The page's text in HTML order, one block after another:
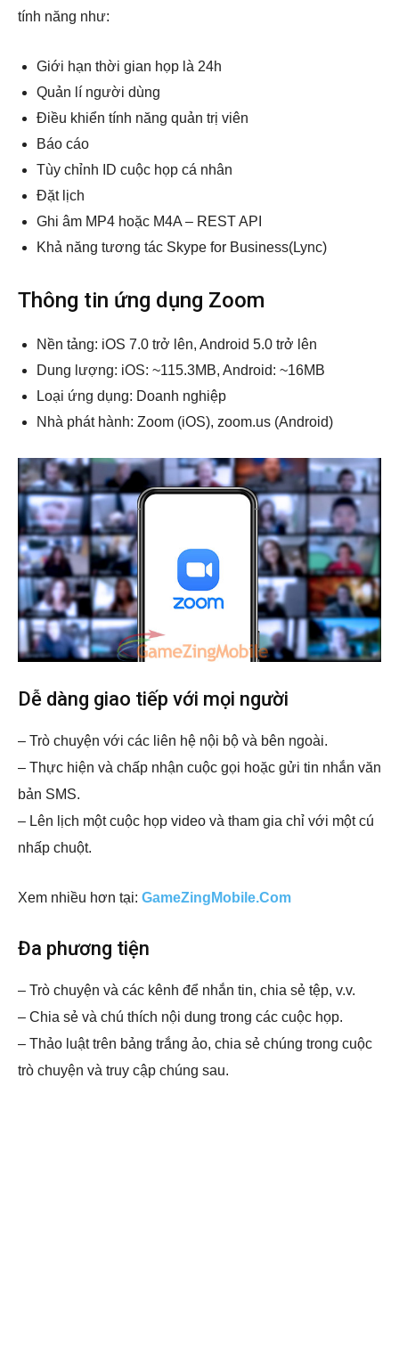
tính năng như:
Giới hạn thời gian họp là 24h
Quản lí người dùng
Điều khiển tính năng quản trị viên
Báo cáo
Tùy chỉnh ID cuộc họp cá nhân
Đặt lịch
Ghi âm MP4 hoặc M4A – REST API
Khả năng tương tác Skype for Business(Lync)
Thông tin ứng dụng Zoom
Nền tảng: iOS 7.0 trở lên, Android 5.0 trở lên
Dung lượng: iOS: ~115.3MB, Android: ~16MB
Loại ứng dụng: Doanh nghiệp
Nhà phát hành: Zoom (iOS), zoom.us (Android)
Dễ dàng giao tiếp với mọi người
– Trò chuyện với các liên hệ nội bộ và bên ngoài.
– Thực hiện và chấp nhận cuộc gọi hoặc gửi tin nhắn văn
bản SMS.
– Lên lịch một cuộc họp video và tham gia chỉ với một cú
nhấp chuột.
Xem nhiều hơn tại: GameZingMobile.Com
Đa phương tiện
– Trò chuyện và các kênh để nhắn tin, chia sẻ tệp, v.v.
– Chia sẻ và chú thích nội dung trong các cuộc họp.
– Thảo luật trên bảng trắng ảo, chia sẻ chúng trong cuộc
trò chuyện và truy cập chúng sau.